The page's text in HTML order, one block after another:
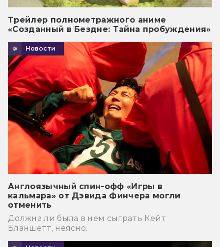
Трейлер полнометражного аниме
«Созданный в Бездне: Тайна пробуждения»
Новости
Англоязычный спин-офф «Игры в
кальмара» от Дэвида Финчера могли
отменить
Должна ли была в нем сыграть Кейт
Бланшетт, неясно.